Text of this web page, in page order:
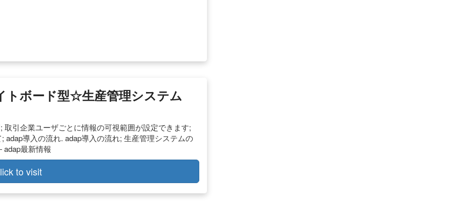
トボード型☆生産管理システム
引企業ユーザごとに情報の可視範囲が設定できます;
導入の流れ. adap導入の流れ; 生産管理システムの
最新情報
to visit